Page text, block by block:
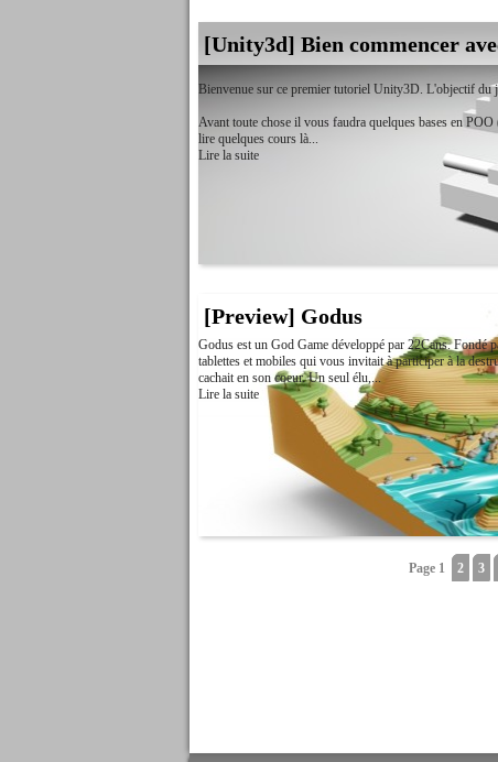
[Unity3d] Bien commencer
Bienvenue sur ce premier tutoriel Unity3D. L'objectif du
Avant toute chose il vous faudra quelques bases en
lire quelques cours là...
Lire la suite
[Preview] Godus
Godus est un God Game développé par 22Cans. Fondé
tablettes et mobiles qui vous invitait à participer à la
cachait en son coeur. Un seul élu,...
Lire la suite
Page 1 2 3